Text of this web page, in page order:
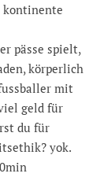
kontinente
pässe spielt,
körperlich
mit
geld für
du für
yok.